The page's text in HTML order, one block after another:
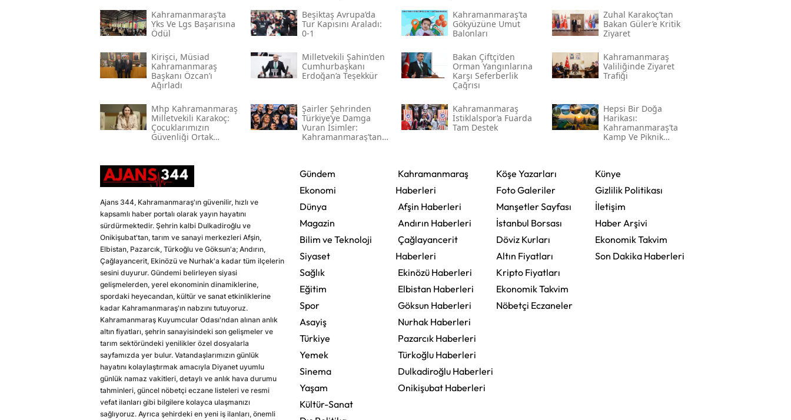
Kahramanmaraş’ta
Yks Ve Lgs Başarısına
Ödül
Beşiktaş Avrupa’da
Tur Kapısını Araladı:
0-1
Kahramanmaraş’ta
Gökyüzüne Umut
Balonları
Zuhal Karakoç’tan
Bakan Güler’e Kritik
Ziyaret
Kirişci, Müsi̇ad
Kahramanmaraş
Başkanı Özcan’ı
Ağırladı
Milletvekili Şahin’den
Cumhurbaşkanı
Erdoğan’a Teşekkür
Bakan Çiftçi’den
Orman Yangınlarına
Karşı Seferberlik
Çağrısı
Kahramanmaraş
Valiliğinde Ziyaret
Trafiği
Mhp Kahramanmaraş
Milletvekili Karakoç:
Çocuklarımızın
Güvenliği Ortak
Şairler Şehrinden
Türkiye’ye Damga
Vuran İsimler:
Kahramanmaraş’tan
Kahramanmaraş
İstiklalspor’a Fuarda
Tam Destek
Hepsi Bir Doğa
Harikası:
Kahramanmaraş’ta
Kamp Ve Piknik
Ajans 344, Kahramanmaraş'ın güvenilir, hızlı ve
kapsamlı haber portalı olarak yayın hayatını
sürdürmektedir. Şehrin kalbi Dulkadiroğlu ve
Onikişubat'tan, tarım ve sanayi merkezleri Afşin,
Elbistan, Pazarcık, Türkoğlu ve Göksun'a; Andırın,
Çağlayancerit, Ekinözü ve Nurhak'a kadar tüm ilçelerin
sesini duyurur. Gündemi belirleyen siyasi
gelişmelerden, yerel ekonominin dinamiklerine,
spordaki heyecandan, kültür ve sanat etkinliklerine
kadar Kahramanmaraş'ın nabzını tutuyoruz.
Kahramanmaraş Kuyumcular Odası'ndan alınan anlık
altın fiyatları, şehrin sanayisindeki son gelişmeler ve
tarım sektöründeki yenilikler özel dosyalarla
sayfamızda yer bulur. Vatandaşlarımızın günlük
hayatını kolaylaştırmak amacıyla Diyanet uyumlu
günlük namaz vakitleri, detaylı ve anlık hava durumu
tahminleri, güncel nöbetçi eczane listeleri ve resmi
vefat ilanları gibi bilgilere kolayca ulaşmanızı
sağlıyoruz. Ayrıca şehirdeki en yeni iş ilanları, önemli
Gündem
Ekonomi
Dünya
Magazin
Bilim ve Teknoloji
Siyaset
Sağlık
Eğitim
Spor
Asayiş
Türkiye
Yemek
Sinema
Yaşam
Kültür-Sanat
Kahramanmaraş
Haberleri
Afşin Haberleri
Andırın Haberleri
Çağlayancerit
Haberleri
Ekinözü Haberleri
Elbistan Haberleri
Göksun Haberleri
Nurhak Haberleri
Pazarcık Haberleri
Türkoğlu Haberleri
Dulkadiroğlu Haberleri
Onikişubat Haberleri
Köşe Yazarları
Foto Galeriler
Manşetler Sayfası
İstanbul Borsası
Döviz Kurları
Altın Fiyatları
Kripto Fiyatları
Ekonomik Takvim
Nöbetçi Eczaneler
Künye
Gizlilik Politikası
İletişim
Haber Arşivi
Ekonomik Takvim
Son Dakika Haberleri